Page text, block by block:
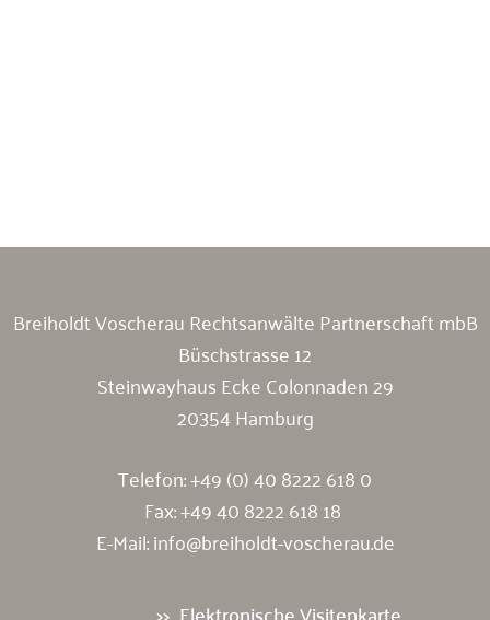
Breiholdt Voscherau Rechtsanwälte Partnerschaft mbB
Büschstrasse 12
Steinwayhaus Ecke Colonnaden 29
20354 Hamburg
Telefon:+49 (0) 40 8222 618 0
Fax: +49 40 8222 618 18
E-Mail:info@breiholdt-voscherau.de